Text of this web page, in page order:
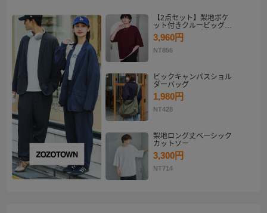
【2点セット】梨地ポケ
ット付きクルービッグT
シャツ＆ロングタンクト
ップアンサンブルセット
3,960円
NT856
ビックキャンバスショル
ダーバッグ
1,980円
NT428
梨地ロング丈ベーシック
カットソー
3,300円
NT714